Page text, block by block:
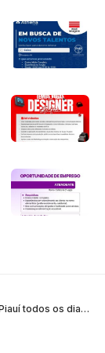
Vagas Piauí - Oportunidades de emprego para o Piauí todos os dias>